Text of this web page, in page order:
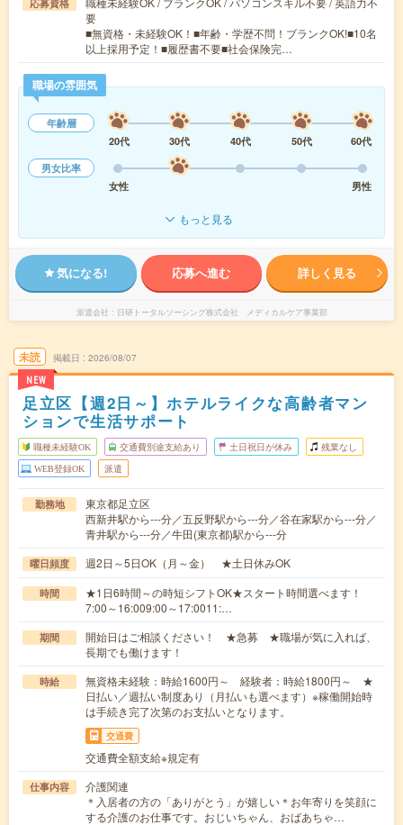
応募資格
要
■無資格・未経験OK！■年齢・学歴不問！ブランクOK!■10名
以上採用予定！■履歴書不要■社会保険完…
職場の雰囲気
年齢層
20代
30代 40代 50代
60代
男女比率
女性
男性
もっと見る
気になる! 応募へ進む 詳しく見る
派遣会社 日研トータルソーシング株式会社 メディカルケア事業部
未読
NEW
掲載日 2026/08/07
足立区【週2日～】ホテルライクな高齢者マン
ションで生活サポート
職種未経験OK 交通費別途支給あり 土日祝日が休み 残業なし
WEB登録OK 派遣
勤務地
東京都足立区
西新井駅から---分／五反野駅から---分／谷在家駅から---分／
青井駅から---分／牛田(東京都)駅から---分
曜日頻度 週2日～5日OK（月～金） ★土日休みOK
時間
★1日6時間～の時短シフトOK★スタート時間選べます！
7:00～16:009:00～17:0011:…
期間
開始日はご相談ください！ ★急募 ★職場が気に入れば、
長期でも働けます！
時給
無資格未経験：時給1600円～ 経験者：時給1800円～ ★
日払い／週払い制度あり（月払いも選べます）※稼働開始時
は手続き完了次第のお支払いとなります。
交通費
交通費全額支給※規定有
仕事内容
介護関連
＊入居者の方の「ありがとう」が嬉しい＊お年寄りを笑顔に
する介護のお仕事です。おじいちゃん、おばあちゃ…